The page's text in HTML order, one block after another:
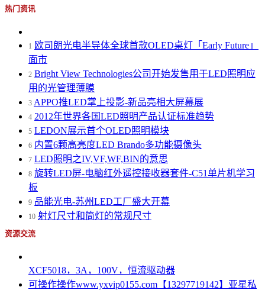
热门资讯
1 欧司朗光电半导体全球首款OLED桌灯「Early Future」
面市
2 Bright View Technologies公司开始发售用于LED照明应
用的光管理薄膜
3 APPO推LED掌上投影-新品亮相大屏幕展
4 2012年世界各国LED照明产品认证标准趋势
5 LEDON展示首个OLED照明模块
6 内置6颗高亮度LED Brando多功能摄像头
7 LED照明之IV,VF,WF,BIN的意思
8 旋转LED屏-电脑红外遥控接收器套件-C51单片机学习
板
9 品能光电-苏州LED工厂盛大开幕
10 射灯尺寸和筒灯的常规尺寸
资源交流
XCF5018，3A，100V，恒流驱动器
可操作操作www.yxvip0155.com【13297719142】亚星私